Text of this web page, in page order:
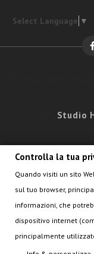
Select Language ▼
Studio
ARROTINO DI
Controlla la tua
Quando visiti un sito
sul tuo browser,
informazioni, che
dispositivo internet
principalmente